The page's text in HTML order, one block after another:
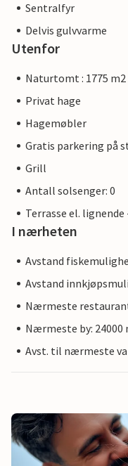
Sentralfyr
Delvis gulvvarme
Utenfor
Naturtomt : 1775 m2
Privat hage
Hagemøbler
Gratis parkering på
Grill
Antall solsenger: 0
Terrasse el.
I nærheten
Avstand
Avstand
Nærmeste
Nærmeste by: 24000
Avst. til nærmeste